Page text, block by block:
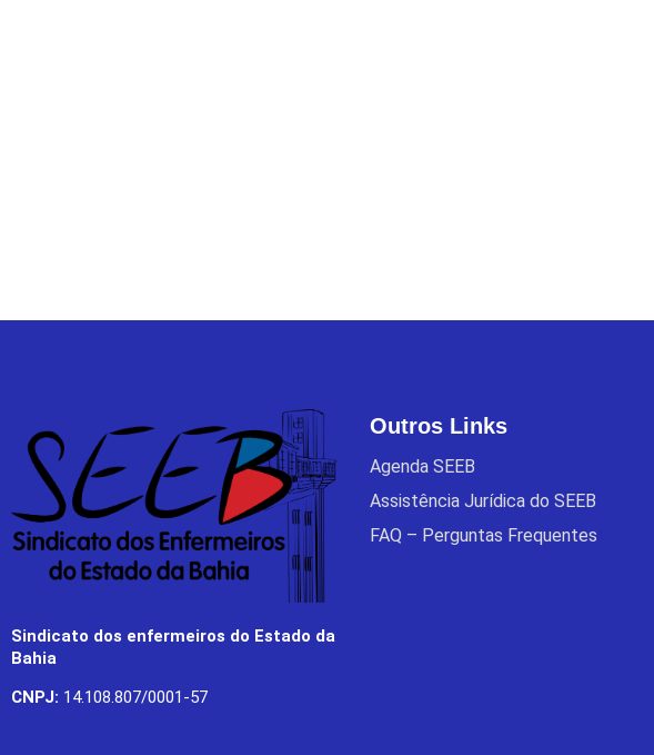
Sindicato dos enfermeiros do Estado da
Bahia
CNPJ: 14.108.807/0001-57
Outros Links
Agenda SEEB
Assistência Jurídica do SEEB
FAQ – Perguntas Frequentes